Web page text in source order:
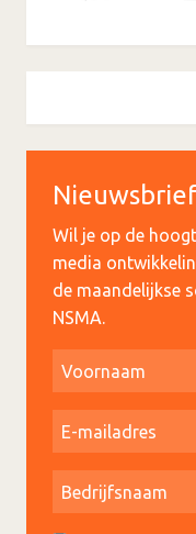
Wil je op de
media
de maandelijkse
NSMA.